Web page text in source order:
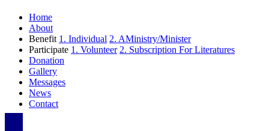
Home
About
Benefit 1. Individual 2. AMinistry/Minister
Participate 1. Volunteer 2. Subscription For Literatures
Donation
Gallery
Messages
News
Contact